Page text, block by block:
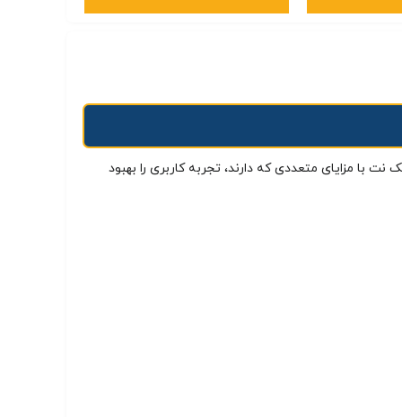
با مزایای متعددی که دارند، تجربه کاربری را بهبود